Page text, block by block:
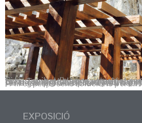
Si has arribat fins nosaltres pot ser que sigui perquè estàs buscant alguna solució decorativa per a casa teva. Tal vegada es tracta d’una reforma, una pèrgola per a gaudir més del teu jardí o potser un porxo en l’entrada, per a ampliar el teu habitatge. En Enric Ferrer i Fill et proposem solucions per […]
EXPOSICIÓ